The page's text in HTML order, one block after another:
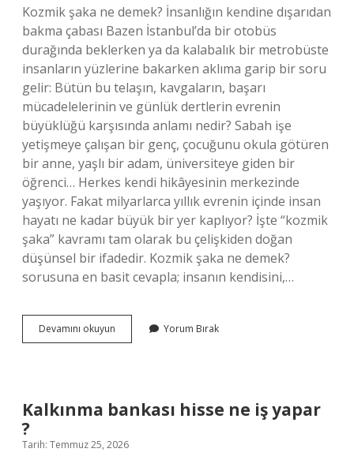
Kozmik şaka ne demek? İnsanlığın kendine dışarıdan
bakma çabası Bazen İstanbul’da bir otobüs
durağında beklerken ya da kalabalık bir metrobüste
insanların yüzlerine bakarken aklıma garip bir soru
gelir: Bütün bu telaşın, kavgaların, başarı
mücadelelerinin ve günlük dertlerin evrenin
büyüklüğü karşısında anlamı nedir? Sabah işe
yetişmeye çalışan bir genç, çocuğunu okula götüren
bir anne, yaşlı bir adam, üniversiteye giden bir
öğrenci… Herkes kendi hikâyesinin merkezinde
yaşıyor. Fakat milyarlarca yıllık evrenin içinde insan
hayatı ne kadar büyük bir yer kaplıyor? İşte “kozmik
şaka” kavramı tam olarak bu çelişkiden doğan
düşünsel bir ifadedir. Kozmik şaka ne demek?
sorusuna en basit cevapla; insanın kendisini,…
Devamını okuyun
şaka
Yorum Bırak
Kalkınma bankası hisse ne iş yapar
?
Tarih: Temmuz 25, 2026